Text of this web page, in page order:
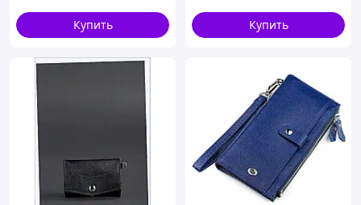
наполнением
Купить Купить